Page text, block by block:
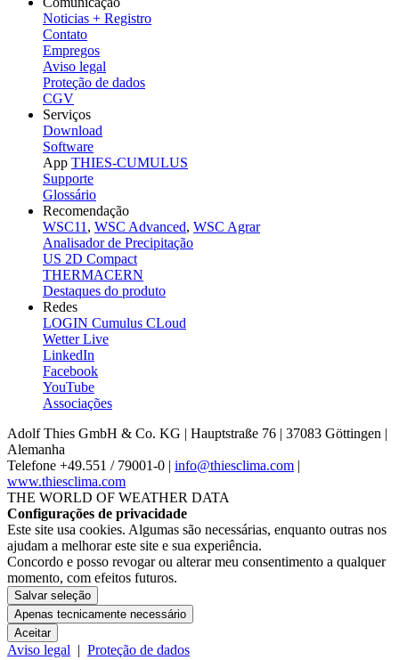
Noticias + Registro
Contato
Empregos
Aviso legal
Proteção de dados
CGV
Serviços
Download
Software
App THIES-CUMULUS
Supporte
Glossário
Recomendação
WSC11, WSC Advanced, WSC Agrar
Analisador de Precipitação
US 2D Compact
THERMACERN
Destaques do produto
Redes
LOGIN Cumulus CLoud
Wetter Live
LinkedIn
Facebook
YouTube
Associações
Adolf Thies GmbH & Co. KG | Hauptstraße 76 | 37083 Göttingen |
Alemanha
Telefone +49.551 /­ 79001-0 | info@thiesclima.com |
www.thiesclima.com
THE WORLD OF WEATHER DATA
Configurações de privacidade
Este site usa cookies. Algumas são necessárias, enquanto outras nos
ajudam a melhorar este site e sua experiência.
Concordo e posso revogar ou alterar meu consentimento a qualquer
momento, com efeitos futuros.
Salvar seleção
Apenas tecnicamente necessário
Aceitar
Aviso legal | Proteção de dados